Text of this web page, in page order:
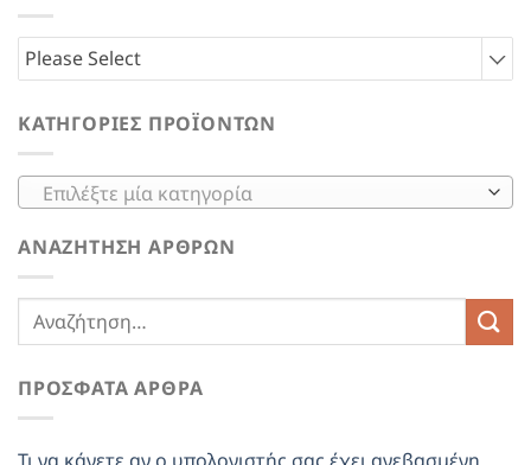
Please Select
ΚΑΤΗΓΟΡΊΕΣ ΠΡΟΪΌΝΤΩΝ
Επιλέξτε μία κατηγορία
ΑΝΑΖΉΤΗΣΗ ΆΡΘΡΩΝ
ΠΡΌΣΦΑΤΑ ΆΡΘΡΑ